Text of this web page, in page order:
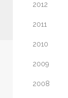
2012
2011
2010
2009
2008